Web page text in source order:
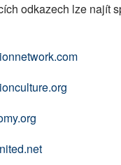
odkazech lze najít